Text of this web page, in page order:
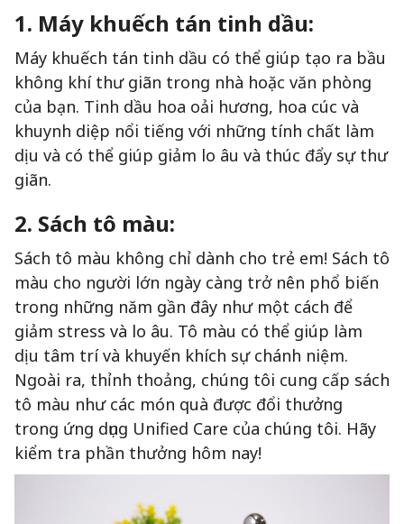
1. Máy khuếch tán tinh dầu:
Máy khuếch tán tinh dầu có thể giúp tạo ra bầu
không khí thư giãn trong nhà hoặc văn phòng
của bạn. Tinh dầu hoa oải hương, hoa cúc và
khuynh diệp nổi tiếng với những tính chất làm
dịu và có thể giúp giảm lo âu và thúc đẩy sự thư
giãn.
2. Sách tô màu:
Sách tô màu không chỉ dành cho trẻ em! Sách tô
màu cho người lớn ngày càng trở nên phổ biến
trong những năm gần đây như một cách để
giảm stress và lo âu. Tô màu có thể giúp làm
dịu tâm trí và khuyến khích sự chánh niệm.
Ngoài ra, thỉnh thoảng, chúng tôi cung cấp sách
tô màu như các món quà được đổi thưởng
trong ứng dụng Unified Care của chúng tôi. Hãy
kiểm tra phần thưởng hôm nay!